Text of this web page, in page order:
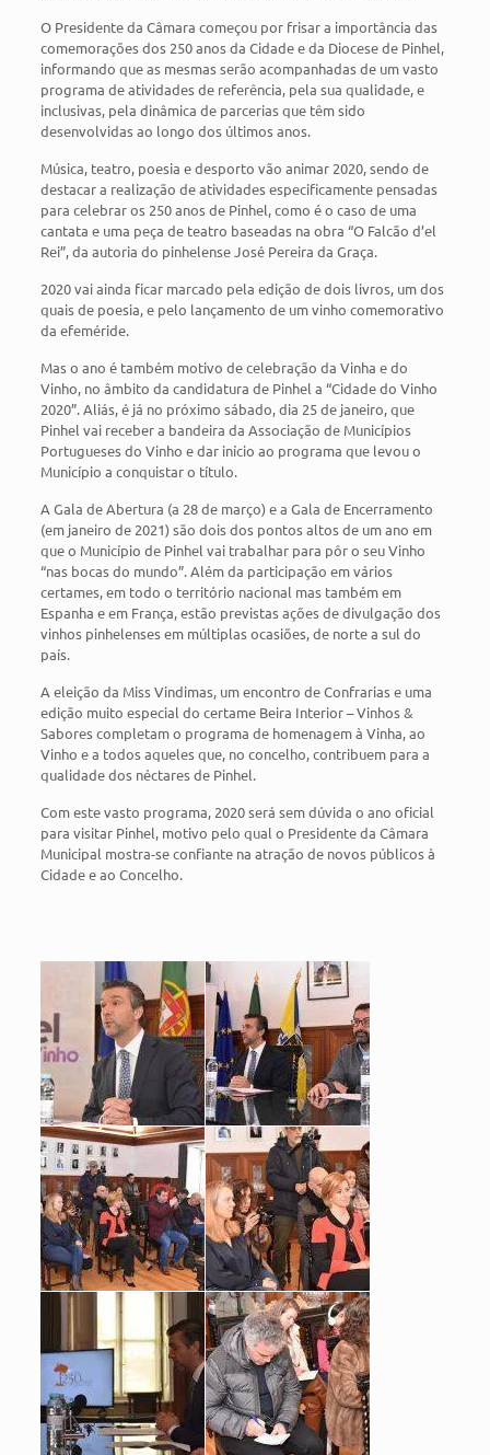
O Presidente da Câmara começou por frisar a importância das
comemorações dos 250 anos da Cidade e da Diocese de Pinhel,
informando que as mesmas serão acompanhadas de um vasto
programa de atividades de referência, pela sua qualidade, e
inclusivas, pela dinâmica de parcerias que têm sido
desenvolvidas ao longo dos últimos anos.
Música, teatro, poesia e desporto vão animar 2020, sendo de
destacar a realização de atividades especificamente pensadas
para celebrar os 250 anos de Pinhel, como é o caso de uma
cantata e uma peça de teatro baseadas na obra “O Falcão d’el
Rei”, da autoria do pinhelense José Pereira da Graça.
2020 vai ainda ficar marcado pela edição de dois livros, um dos
quais de poesia, e pelo lançamento de um vinho comemorativo
da efeméride.
Mas o ano é também motivo de celebração da Vinha e do
Vinho, no âmbito da candidatura de Pinhel a “Cidade do Vinho
2020”. Aliás, é já no próximo sábado, dia 25 de janeiro, que
Pinhel vai receber a bandeira da Associação de Municípios
Portugueses do Vinho e dar início ao programa que levou o
Município a conquistar o título.
A Gala de Abertura (a 28 de março) e a Gala de Encerramento
(em janeiro de 2021) são dois dos pontos altos de um ano em
que o Município de Pinhel vai trabalhar para pôr o seu Vinho
“nas bocas do mundo”. Além da participação em vários
certames, em todo o território nacional mas também em
Espanha e em França, estão previstas ações de divulgação dos
vinhos pinhelenses em múltiplas ocasiões, de norte a sul do
país.
A eleição da Miss Vindimas, um encontro de Confrarias e uma
edição muito especial do certame Beira Interior – Vinhos &
Sabores completam o programa de homenagem à Vinha, ao
Vinho e a todos aqueles que, no concelho, contribuem para a
qualidade dos néctares de Pinhel.
Com este vasto programa, 2020 será sem dúvida o ano oficial
para visitar Pinhel, motivo pelo qual o Presidente da Câmara
Municipal mostra-se confiante na atração de novos públicos à
Cidade e ao Concelho.